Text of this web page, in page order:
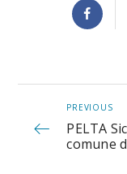
PREVIOUS
PELTA
comune